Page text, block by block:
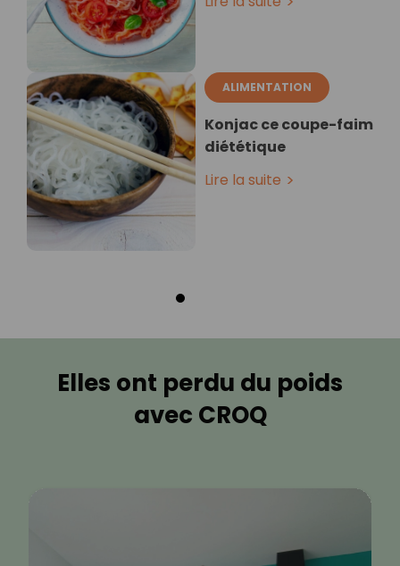
ALIMENTATION
Konjac ce coupe-faim
diététique
Lire la suite
Elles ont perdu du poids
avec CROQ